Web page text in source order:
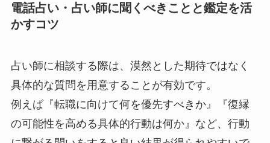
電話占い・占い師に聞くべきことと鑑定を活
かすコツ
占い師に相談する際は、漠然とした期待ではなく
具体的な質問を用意することが有効です。
例えば『転職に向けて何を優先すべきか』『復縁
の可能性を高める具体的行動は何か』など、行動